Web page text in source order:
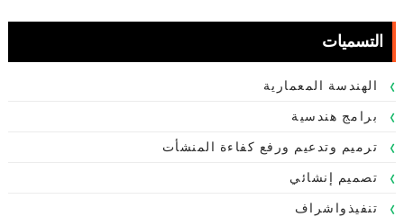
التسميات
الهندسة المعمارية
برامج هندسية
ترميم وتدعيم ورفع كفاءة المنشأت
تصميم إنشائي
تنفيذواشراف